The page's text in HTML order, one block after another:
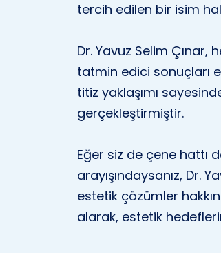
tercih edilen bir isim
Dr. Yavuz Selim
tatmin edici sonuçları
titiz yaklaşımı
gerçekleştirmiştir.
Eğer siz de çene hattı
arayışındaysanız, Dr.
estetik çözümler
alarak, estetik